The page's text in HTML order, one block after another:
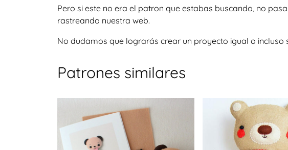
Pero si este no era el patron que estabas buscando, no
rastreando nuestra web.
No dudamos que lograrás crear un proyecto igual o incluso
Patrones similares